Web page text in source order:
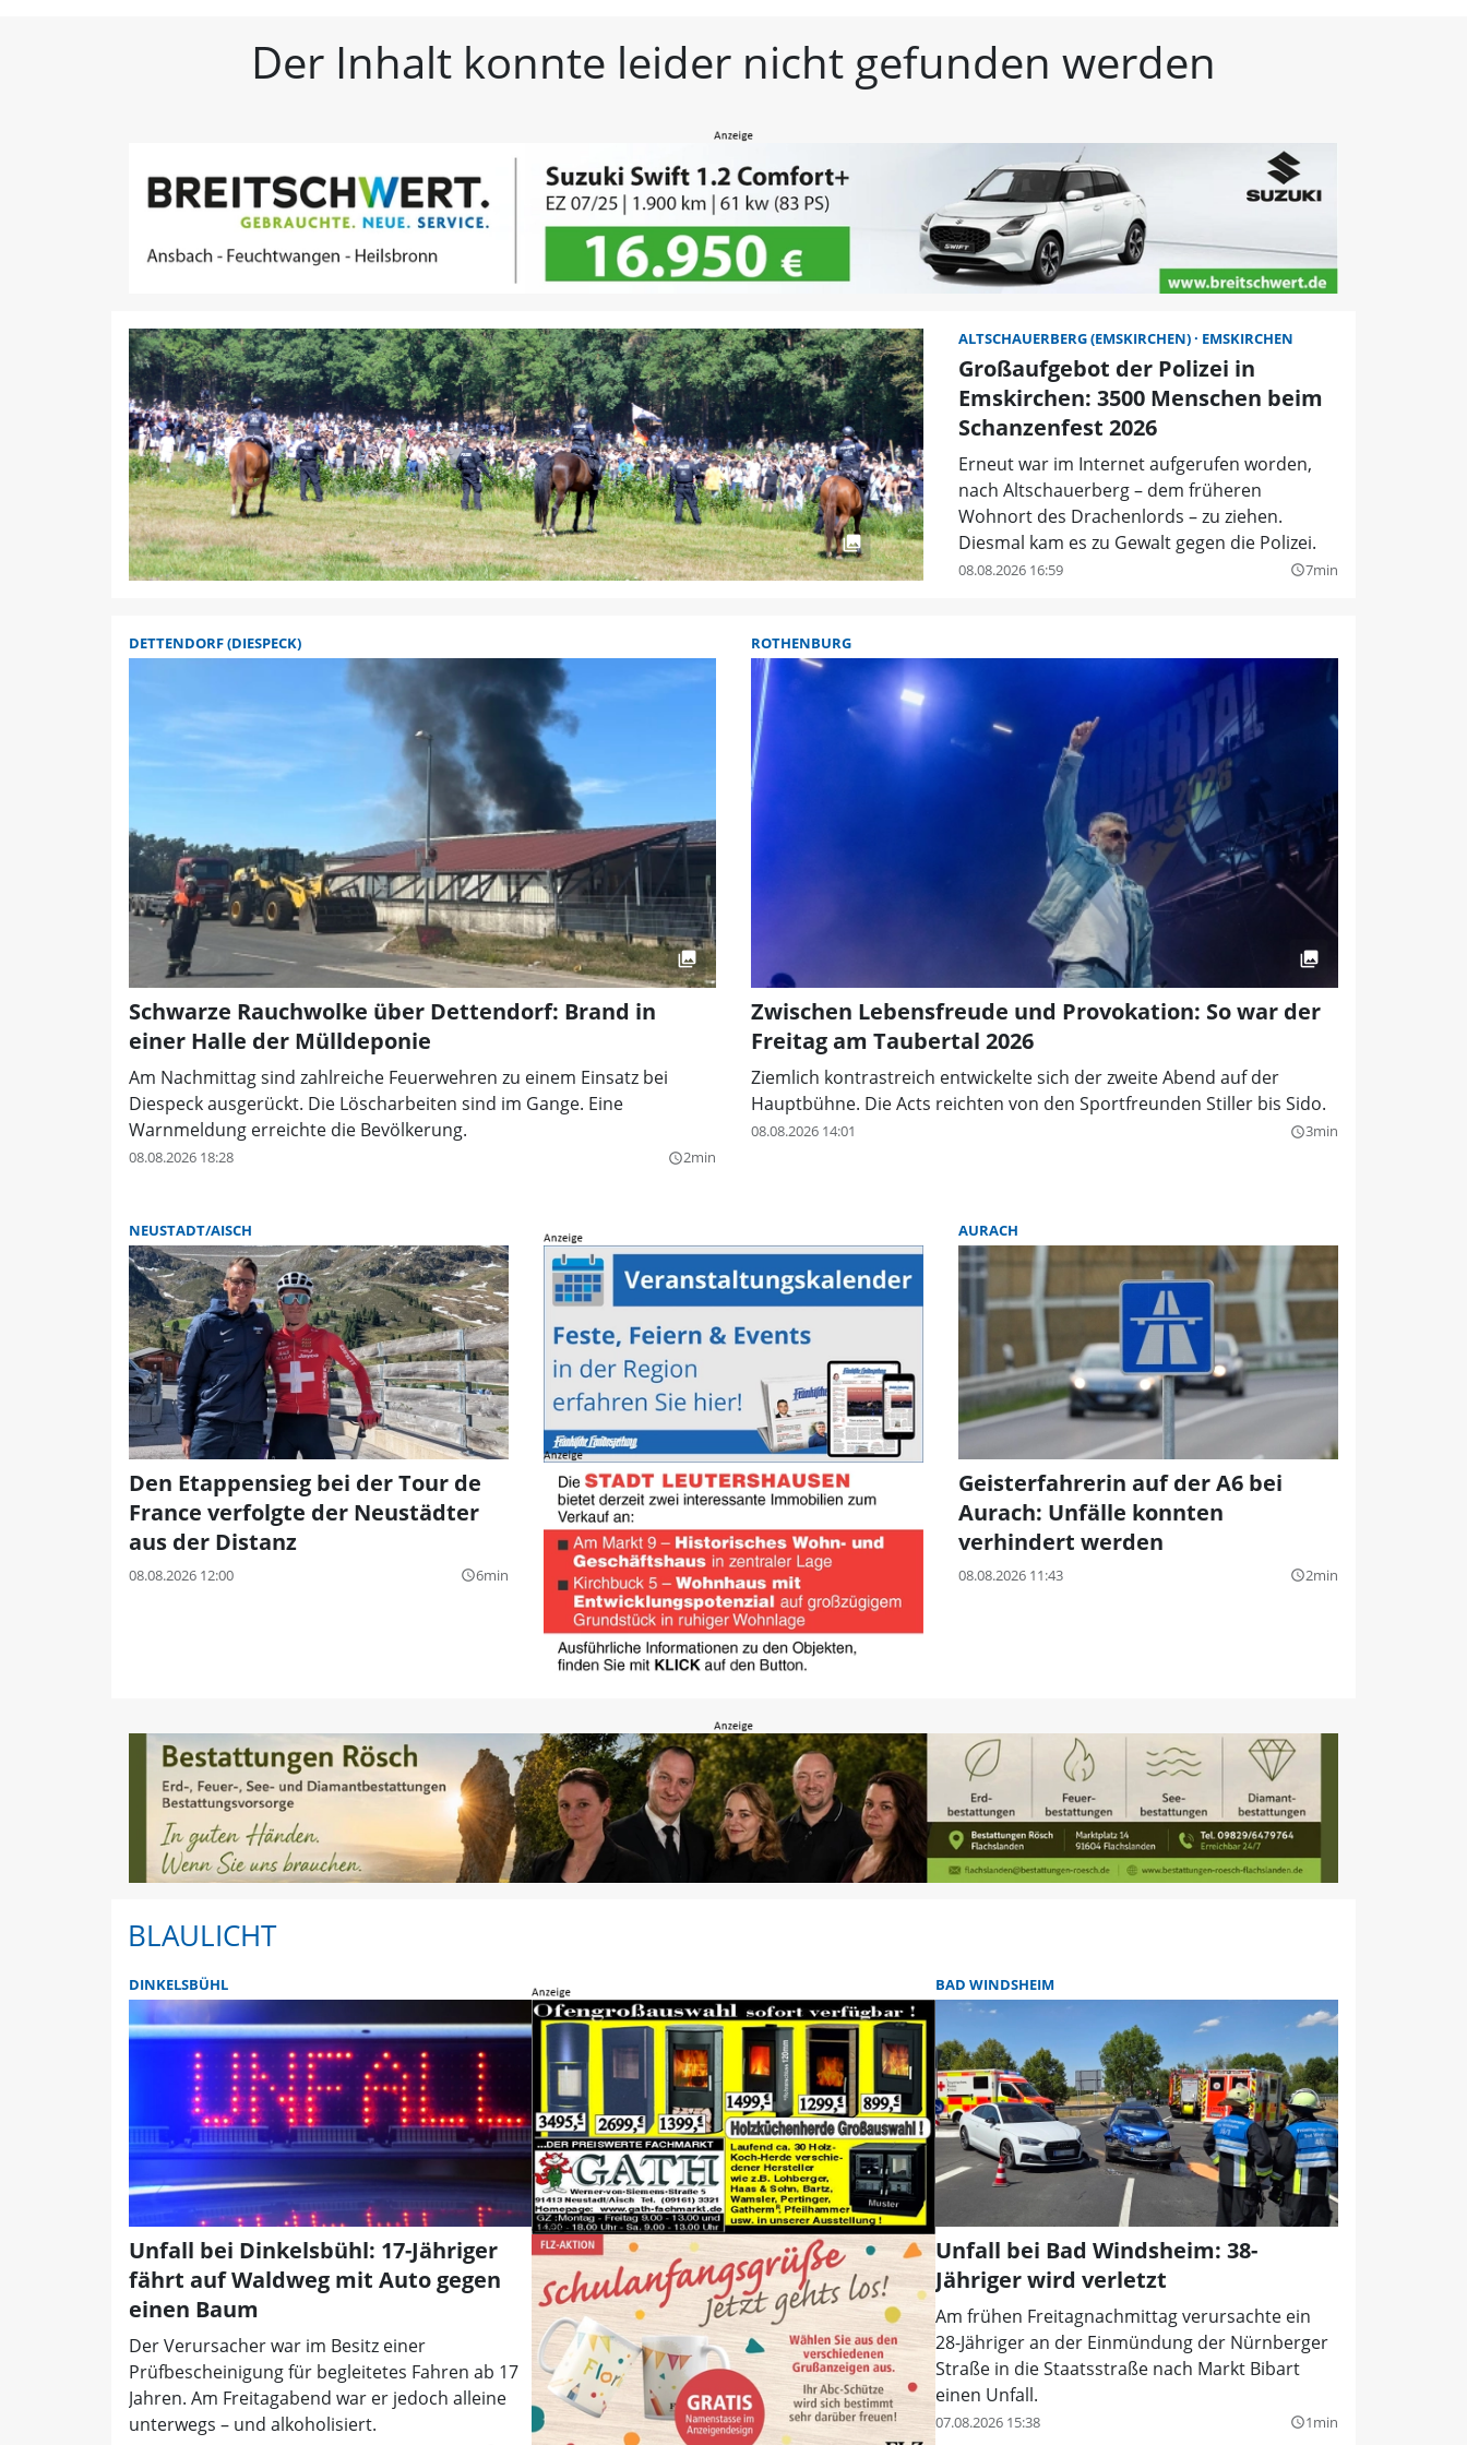
Der Inhalt konnte leider nicht gefunden werden
ALTSCHAUERBERG (EMSKIRCHEN) EMSKIRCHEN
Großaufgebot der Polizei in
Emskirchen: 3500 Menschen beim
Schanzenfest 2026
Erneut war im Internet aufgerufen worden,
nach Altschauerberg – dem früheren
Wohnort des Drachenlords – zu ziehen.
Diesmal kam es zu Gewalt gegen die Polizei.
08.08.2026 16:59 query_builder7min
DETTENDORF (DIESPECK)
Schwarze Rauchwolke über Dettendorf: Brand in
einer Halle der Mülldeponie
Am Nachmittag sind zahlreiche Feuerwehren zu einem Einsatz bei
Diespeck ausgerückt. Die Löscharbeiten sind im Gange. Eine
Warnmeldung erreichte die Bevölkerung.
08.08.2026 18:28 query_builder2min
ROTHENBURG
Zwischen Lebensfreude und Provokation: So war der
Freitag am Taubertal 2026
Ziemlich kontrastreich entwickelte sich der zweite Abend auf der
Hauptbühne. Die Acts reichten von den Sportfreunden Stiller bis Sido.
08.08.2026 14:01 query_builder3min
NEUSTADT/AISCH
Den Etappensieg bei der Tour de
France verfolgte der Neustädter
aus der Distanz
08.08.2026 12:00 query_builder6min
AURACH
Geisterfahrerin auf der A6 bei
Aurach: Unfälle konnten
verhindert werden
08.08.2026 11:43 query_builder2min
BLAULICHT
DINKELSBÜHL
Unfall bei Dinkelsbühl: 17-Jähriger
fährt auf Waldweg mit Auto gegen
einen Baum
Der Verursacher war im Besitz einer
Prüfbescheinigung für begleitetes Fahren ab 17
Jahren. Am Freitagabend war er jedoch alleine
unterwegs – und alkoholisiert.
BAD WINDSHEIM
Unfall bei Bad Windsheim: 38-
Jähriger wird verletzt
Am frühen Freitagnachmittag verursachte ein
28-Jähriger an der Einmündung der Nürnberger
Straße in die Staatsstraße nach Markt Bibart
einen Unfall.
07.08.2026 15:38 query_builder1min